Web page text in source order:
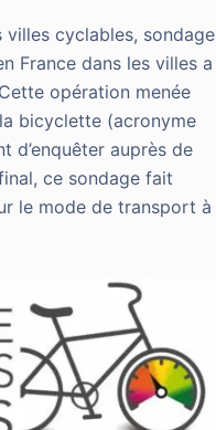
villes cyclables, sondage
France dans les villes a
opération menée
bicyclette (acronyme
d’enquêter auprès de
ce sondage fait
le mode de transport à